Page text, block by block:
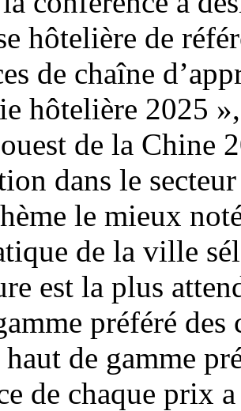
hôtelière de
de chaîne
hôtelière 2025
de la Chine
dans le
le mieux
de la ville
est la plus
préféré
de gamme
de chaque prix